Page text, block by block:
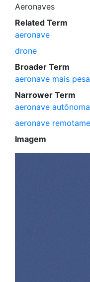
Aeronaves
Related Term
aeronave
drone
Broader Term
aeronave mais
Narrower Term
aeronave autônoma
aeronave
Imagem